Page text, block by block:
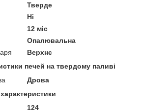
Тверде
Ні
12 міс
Опалювальна
Верхнє
печей на твердому паливі
Дрова
124